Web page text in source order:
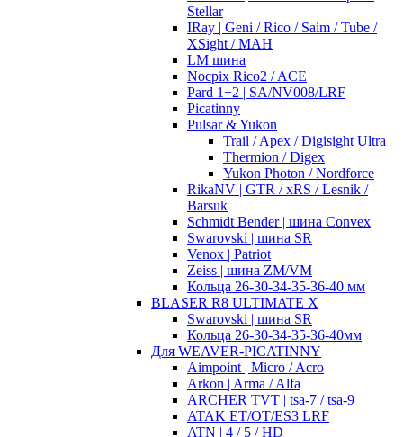
Stellar
IRay | Geni / Rico / Saim / Tube /
XSight / MAH
LM шина
Nocpix Rico2 / ACE
Pard 1+2 | SA/NV008/LRF
Picatinny
Pulsar & Yukon
Trail / Apex / Digisight Ultra
Thermion / Digex
Yukon Photon / Nordforce
RikaNV | GTR / xRS / Lesnik /
Barsuk
Schmidt Bender | шина Convex
Swarovski | шина SR
Venox | Patriot
Zeiss | шина ZM/VM
Кольца 26-30-34-35-36-40 мм
BLASER R8 ULTIMATE X
Swarovski | шина SR
Кольца 26-30-34-35-36-40мм
Для WEAVER-PICATINNY
Aimpoint | Micro / Acro
Arkon | Arma / Alfa
ARCHER TVT | tsa-7 / tsa-9
ATAK ET/OT/ES3 LRF
ATN | 4 / 5 / HD